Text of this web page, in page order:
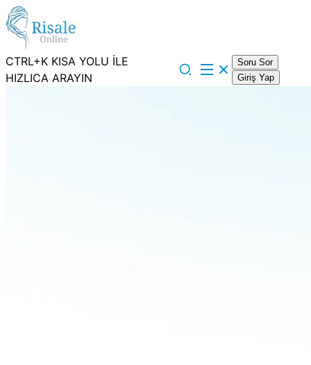
CTRL+K KISA YOLU İLE
HIZLICA ARAYIN
Soru Sor
Giriş Yap